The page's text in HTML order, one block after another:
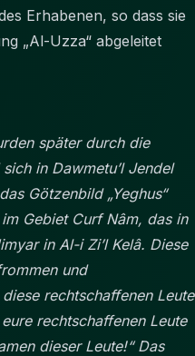
Erhabenen, so dass sie
„Al-Uzza“ abgeleitet
später durch die
in Dawmetu’l Jendel
Götzenbild „Yeghus“
Gebiet Curf Nâm, das in
in Al-i Zi’l Kelâ. Diese
und
rechtschaffenen Leute
rechtschaffenen Leute
dieser Leute!“ Das